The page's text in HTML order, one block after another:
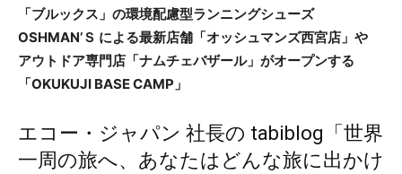
「ブルックス」の環境配慮型ランニングシューズ
OSHMAN’Ｓ による最新店舗「オッシュマンズ西宮店」や
アウトドア専門店「ナムチェバザール」がオープンする
「OKUKUJI BASE CAMP」
エコー・ジャパン 社長の tabiblog「世界
一周の旅へ、あなたはどんな旅に出かけ